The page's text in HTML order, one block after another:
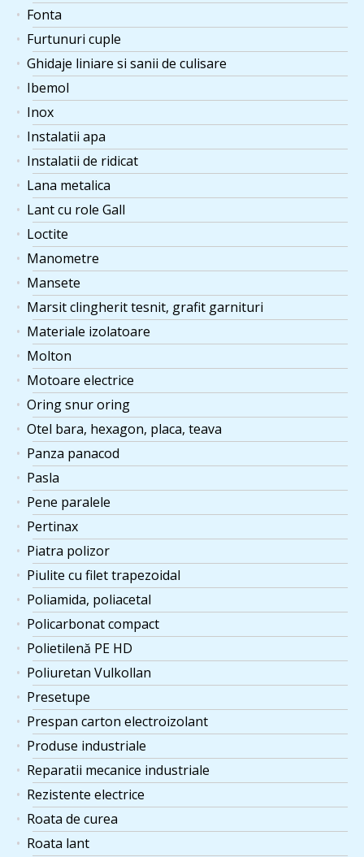
Fonta
Furtunuri cuple
Ghidaje liniare si sanii de culisare
Ibemol
Inox
Instalatii apa
Instalatii de ridicat
Lana metalica
Lant cu role Gall
Loctite
Manometre
Mansete
Marsit clingherit tesnit, grafit garnituri
Materiale izolatoare
Molton
Motoare electrice
Oring snur oring
Otel bara, hexagon, placa, teava
Panza panacod
Pasla
Pene paralele
Pertinax
Piatra polizor
Piulite cu filet trapezoidal
Poliamida, poliacetal
Policarbonat compact
Polietilenă PE HD
Poliuretan Vulkollan
Presetupe
Prespan carton electroizolant
Produse industriale
Reparatii mecanice industriale
Rezistente electrice
Roata de curea
Roata lant